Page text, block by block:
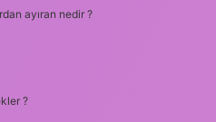
ayıran nedir ?
?